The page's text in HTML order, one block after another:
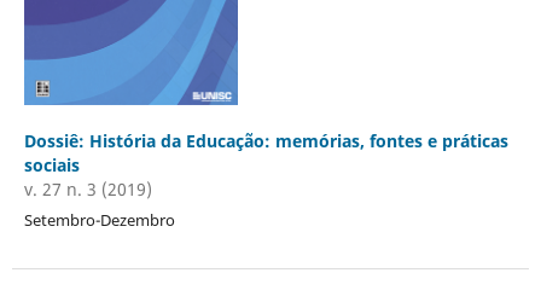
Dossiê: História da Educação: memórias, fontes e práticas
sociais
v. 27 n. 3 (2019)
Setembro-Dezembro